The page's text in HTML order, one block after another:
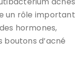
un rôle important
hormones,
d’acné